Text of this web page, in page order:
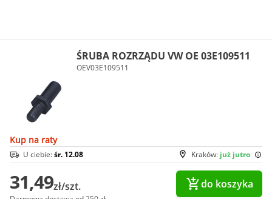
ŚRUBA ROZRZĄDU VW OE 03E109511
OEV03E109511
Kup na raty
Kraków: już jutro
U ciebie:śr. 12.08
31,49zł/szt. do koszyka